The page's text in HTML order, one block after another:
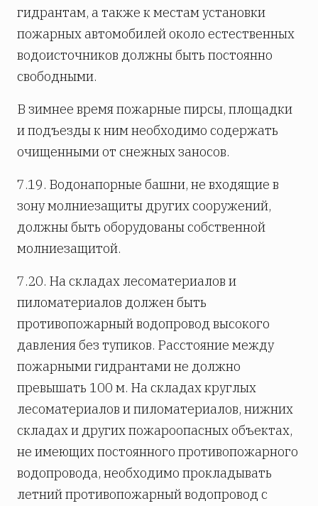
гидрантам, а также к местам установки
пожарных автомобилей около естественных
водоисточников должны быть постоянно
свободными.
В зимнее время пожарные пирсы, площадки
и подъезды к ним необходимо содержать
очищенными от снежных заносов.
7.19. Водонапорные башни, не входящие в
зону молниезащиты других сооружений,
должны быть оборудованы собственной
молниезащитой.
7.20. На складах лесоматериалов и
пиломатериалов должен быть
противопожарный водопровод высокого
давления без тупиков. Расстояние между
пожарными гидрантами не должно
превышать 100 м. На складах круглых
лесоматериалов и пиломатериалов, нижних
складах и других пожароопасных объектах,
не имеющих постоянного противопожарного
водопровода, необходимо прокладывать
летний противопожарный водопровод с